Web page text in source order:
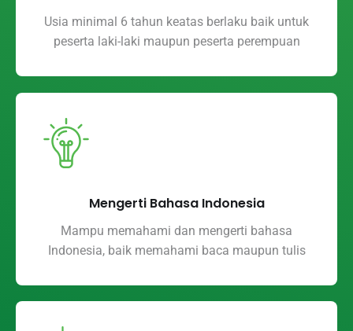
Usia minimal 6 tahun keatas berlaku baik untuk
peserta laki-laki maupun peserta perempuan
Mengerti Bahasa Indonesia
Mampu memahami dan mengerti bahasa
Indonesia, baik memahami baca maupun tulis